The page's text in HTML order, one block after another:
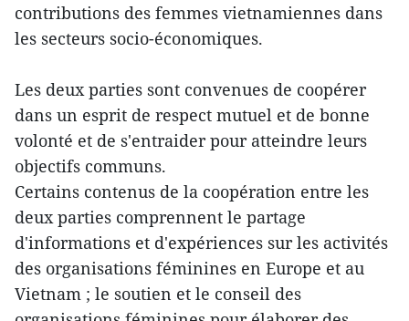
contributions des femmes vietnamiennes dans
les secteurs socio-économiques.
Les deux parties sont convenues de coopérer
dans un esprit de respect mutuel et de bonne
volonté et de s'entraider pour atteindre leurs
objectifs communs.
Certains contenus de la coopération entre les
deux parties comprennent le partage
d'informations et d'expériences sur les activités
des organisations féminines en Europe et au
Vietnam ; le soutien et le conseil des